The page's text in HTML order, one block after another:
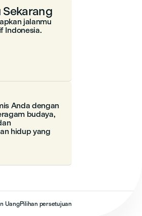
jalanmu
Indonesia.
Anda dengan
budaya,
hidup yang
UangPilihan persetujuan